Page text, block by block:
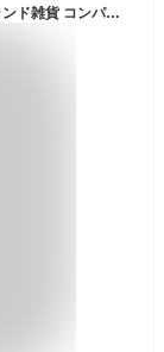
財布 メンズ ウォレット ネックウォレット 小物 ブランド雑貨 コンパクト LOGOS ロゴス LOGOSPark ブランド アウトドア レディース 男性 大人 かっこいい カジュアル 普段使い カードケース マジックテープ 札入れ 小銭入れ ネックストラップ